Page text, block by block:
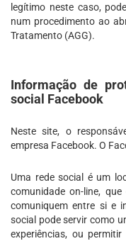
legítimo neste caso,
num procedimento ao
Tratamento (AGG).
Informação de
social Facebook
Neste site, o
empresa Facebook. O
Uma rede social é um
comunidade on-line,
comuniquem entre si e
social pode servir como
experiências, ou